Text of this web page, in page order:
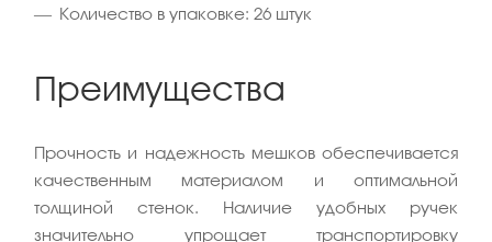
Количество в упаковке: 26 штук
Преимущества
Прочность и надежность мешков обеспечивается
качественным материалом и оптимальной
толщиной стенок. Наличие удобных ручек
значительно упрощает транспортировку